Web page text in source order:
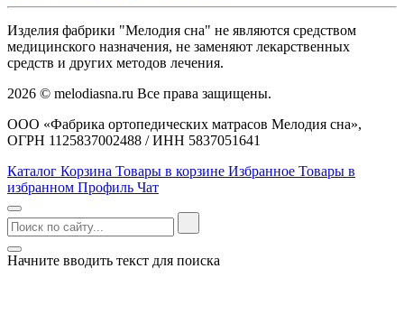
Изделия фабрики "Мелодия сна" не являются средством
медицинского назначения, не заменяют лекарственных
средств и других методов лечения.
2026 © melodiasna.ru Все права защищены.
ООО «Фабрика ортопедических матрасов Мелодия сна»,
ОГРН 1125837002488 / ИНН 5837051641
Каталог Корзина Товары в корзине Избранное Товары в
избранном Профиль Чат
Начните вводить текст для поиска